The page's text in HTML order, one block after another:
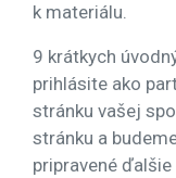
k materiálu.
9 krátkych
prihlásite ako
stránku vašej
stránku a
pripravené